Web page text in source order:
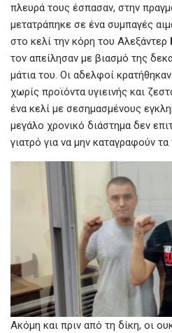
πλευρά τους έσπασαν, στην
μετατράπηκε σε ένα συμπαγές
στο κελί την κόρη του Αλεξάντερ
τον απείλησαν με βιασμό της
μάτια του. Οι αδελφοί
χωρίς προϊόντα υγιεινής και
ένα κελί με σεσημασμένους
μεγάλο χρονικό διάστημα δεν
γιατρό για να μην καταγραφούν τα
Ακόμη και πριν από τη δίκη, οι